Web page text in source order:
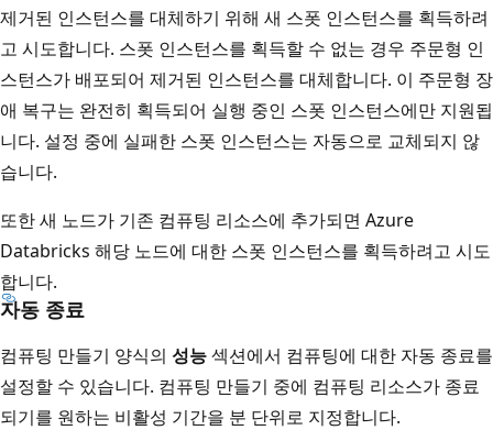
제거된 인스턴스를 대체하기 위해 새 스폿 인스턴스를 획득하려
고 시도합니다. 스폿 인스턴스를 획득할 수 없는 경우 주문형 인
스턴스가 배포되어 제거된 인스턴스를 대체합니다. 이 주문형 장
애 복구는 완전히 획득되어 실행 중인 스폿 인스턴스에만 지원됩
니다. 설정 중에 실패한 스폿 인스턴스는 자동으로 교체되지 않
습니다.
또한 새 노드가 기존 컴퓨팅 리소스에 추가되면 Azure
Databricks 해당 노드에 대한 스폿 인스턴스를 획득하려고 시도
합니다.
자동 종료
컴퓨팅 만들기 양식의 성능섹션에서 컴퓨팅에 대한 자동 종료를
설정할 수 있습니다. 컴퓨팅 만들기 중에 컴퓨팅 리소스가 종료
되기를 원하는 비활성 기간을 분 단위로 지정합니다.